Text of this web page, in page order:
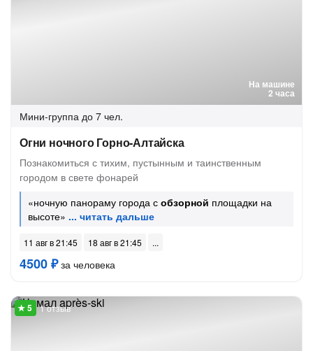
На машине
2 часа
Мини-группа до 7 чел.
Огни ночного Горно-Алтайска
Познакомиться с тихим, пустынным и таинственным
городом в свете фонарей
«ночную панораму города с обзорной площадки на
высоте»
11 авг в 21:45 18 авг в 21:45
4500 ₽за человека
1 отзыв